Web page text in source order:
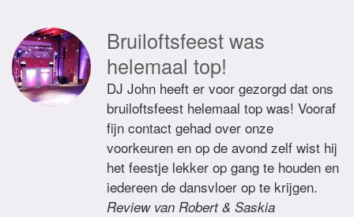
Bruiloftsfeest was
helemaal top!
DJ John heeft er voor gezorgd dat ons
bruiloftsfeest helemaal top was! Vooraf
fijn contact gehad over onze
voorkeuren en op de avond zelf wist hij
het feestje lekker op gang te houden en
iedereen de dansvloer op te krijgen.
Review van Robert & Saskia